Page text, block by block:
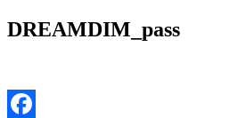
DREAMDIM_pass